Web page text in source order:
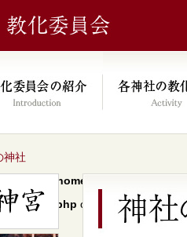
神社
/home/xs046278/mie-
header.php on line
64